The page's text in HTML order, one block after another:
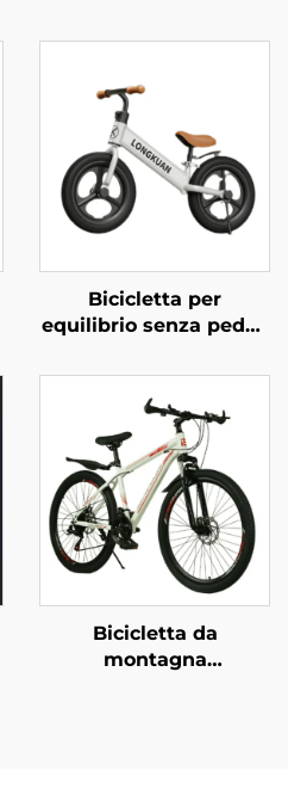
Bicicletta per
equilibrio senza pedali
anni, passeggino per
neonati, scooter yo-yo,
biciclette per bambini
a due ruote
Bicicletta da
montagna